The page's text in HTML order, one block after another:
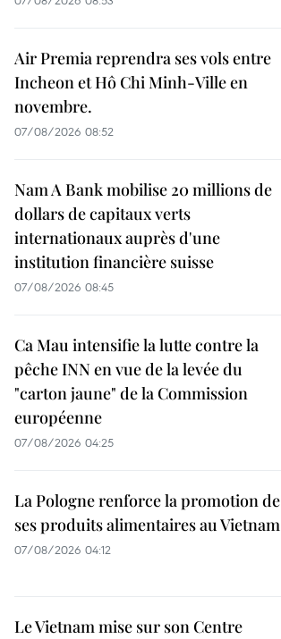
Air Premia reprendra ses vols entre
Incheon et Hô Chi Minh-Ville en
novembre.
07/08/2026 08:52
Nam A Bank mobilise 20 millions de
dollars de capitaux verts
internationaux auprès d'une
institution financière suisse
07/08/2026 08:45
Ca Mau intensifie la lutte contre la
pêche INN en vue de la levée du
"carton jaune" de la Commission
européenne
07/08/2026 04:25
La Pologne renforce la promotion de
ses produits alimentaires au Vietnam
07/08/2026 04:12
Le Vietnam mise sur son Centre